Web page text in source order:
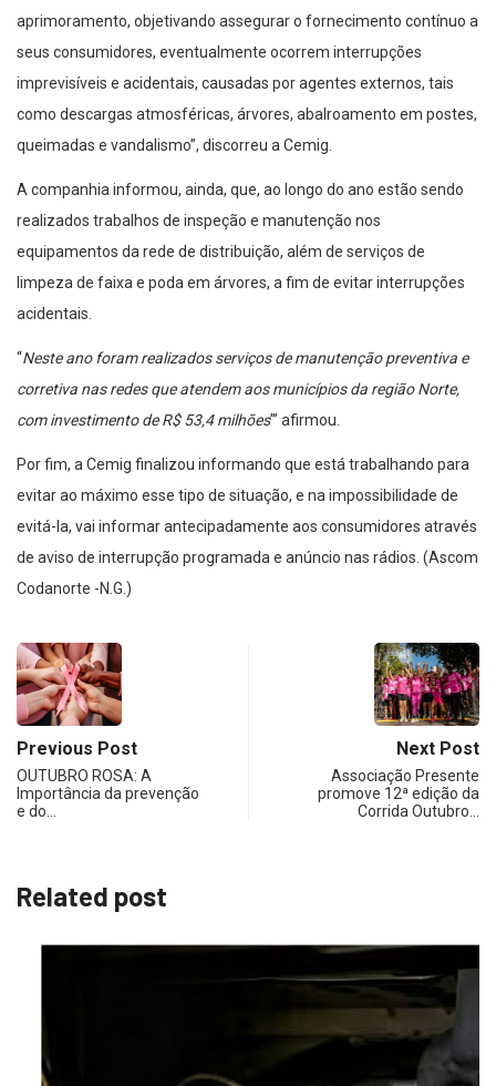
aprimoramento, objetivando assegurar o fornecimento contínuo a
seus consumidores, eventualmente ocorrem interrupções
imprevisíveis e acidentais, causadas por agentes externos, tais
como descargas atmosféricas, árvores, abalroamento em postes,
queimadas e vandalismo”, discorreu a Cemig.
A companhia informou, ainda, que, ao longo do ano estão sendo
realizados trabalhos de inspeção e manutenção nos
equipamentos da rede de distribuição, além de serviços de
limpeza de faixa e poda em árvores, a fim de evitar interrupções
acidentais.
“Neste ano foram realizados serviços de manutenção preventiva e
corretiva nas redes que atendem aos municípios da região Norte,
com investimento de R$ 53,4 milhões”’ afirmou.
Por fim, a Cemig finalizou informando que está trabalhando para
evitar ao máximo esse tipo de situação, e na impossibilidade de
evitá-la, vai informar antecipadamente aos consumidores através
de aviso de interrupção programada e anúncio nas rádios. (Ascom
Codanorte -N.G.)
Previous Post
OUTUBRO ROSA: A
Importância da prevenção
e do…
Next Post
Associação Presente
promove 12ª edição da
Corrida Outubro…
Related post